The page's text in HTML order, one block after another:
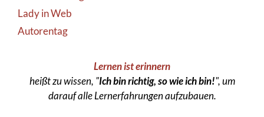
Lady in Web
Autorentag
Lernen ist erinnern
heißt zu wissen, "Ich bin richtig, so wie ich bin!", um
darauf alle Lernerfahrungen aufzubauen.